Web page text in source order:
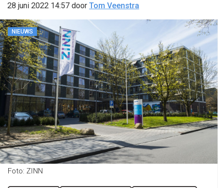
28 juni 2022 14:57 door Tom Veenstra
NIEUWS
Foto: ZINN